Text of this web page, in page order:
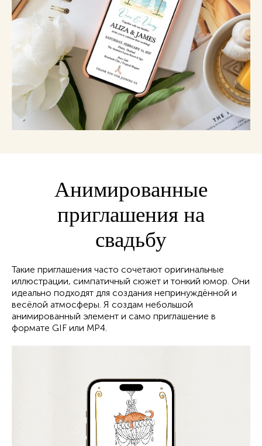
Анимированные
приглашения на
свадьбу
Такие приглашения часто сочетают оригинальные
иллюстрации, симпатичный сюжет и тонкий юмор. Они
идеально подходят для создания непринуждённой и
весёлой атмосферы. Я создам небольшой
анимированный элемент и само приглашение в
формате GIF или MP4.